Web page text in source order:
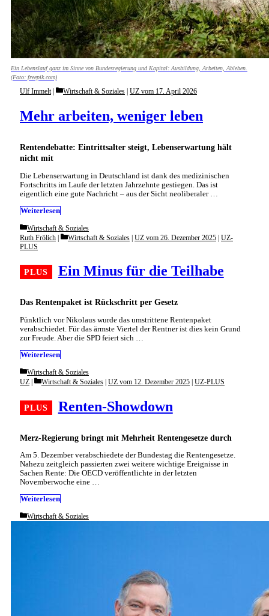
Ein Lebenslauf ganz im Sinne von Bundesregierung und Kapital: Ausbildung, Arbeiten, Ableben.
(Foto: freepik.com)
Rentendebatte: Eintrittsalter steigt, Lebenserwartung hält
nicht mit
Mehr arbeiten, weniger leben
Ulf Immelt Categories
Wirtschaft & Soziales UZ vom 17. April 2026
Die Lebenserwartung in Deutschland ist dank des medizinischen
Fortschritts im Laufe der letzten Jahrzehnte gestiegen. Das ist
eigentlich eine gute Nachricht – aus der Sicht neoliberaler …
Weiterlesen
Categories
Wirtschaft & Soziales
Das Rentenpaket ist Rückschritt per Gesetz
Ein Minus für die Teilhabe
Ruth Frölich Categories
Wirtschaft & Soziales | UZ vom 26. Dezember 2025 | UZ-
PLUS
Pünktlich vor Nikolaus wurde das umstrittene Rentenpaket
verabschiedet. Für das ärmste Viertel der Rentner ist dies kein Grund
zur Freude. Aber die SPD feiert sich …
Weiterlesen
Categories
Wirtschaft & Soziales
Merz-Regierung bringt mit Mehrheit Rentengesetze durch
Renten-Showdown
UZ Categories
Wirtschaft & Soziales | UZ vom 12. Dezember 2025 | UZ-PLUS
Am 5. Dezember verabschiedete der Bundestag die Rentengesetze.
Nahezu zeitgleich passierten zwei weitere wichtige Ereignisse in
Sachen Rente: Die OECD veröffentlichte in der letzten
Novemberwoche eine …
Weiterlesen
Categories
Wirtschaft & Soziales